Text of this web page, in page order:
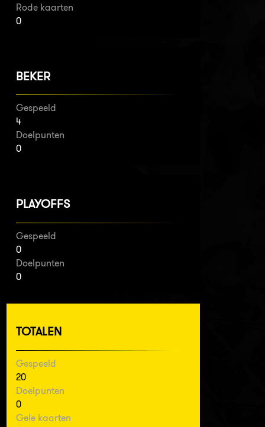
Rode kaarten
0
BEKER
Gespeeld
4
Doelpunten
0
PLAYOFFS
Gespeeld
0
Doelpunten
0
TOTALEN
Gespeeld
20
Doelpunten
0
Gele kaarten